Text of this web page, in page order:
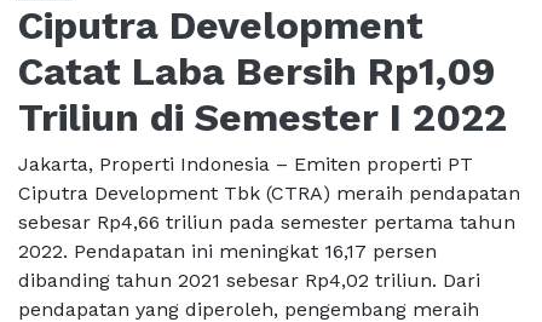
Ciputra Development
Catat Laba Bersih Rp1,09
Triliun di Semester I 2022
Jakarta, Properti Indonesia – Emiten properti PT
Ciputra Development Tbk (CTRA) meraih pendapatan
sebesar Rp4,66 triliun pada semester pertama tahun
2022. Pendapatan ini meningkat 16,17 persen
dibanding tahun 2021 sebesar Rp4,02 triliun. Dari
pendapatan yang diperoleh, pengembang meraih